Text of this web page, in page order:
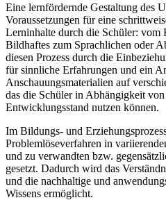
Eine lernfördernde Gestaltung des
Voraussetzungen für eine
Lerninhalte durch die Schüler: vom
Bildhaftes zum Sprachlichen oder
diesen Prozess durch die
für sinnliche Erfahrungen und ein
Anschauungsmaterialien auf
das die Schüler in Abhängigkeit
Entwicklungsstand nutzen können.
Im Bildungs- und
Problemlöseverfahren in
und zu verwandten bzw.
gesetzt. Dadurch wird das
und die nachhaltige und
Wissens ermöglicht.